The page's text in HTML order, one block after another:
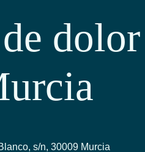
dolor
s/n, 30009 Murcia